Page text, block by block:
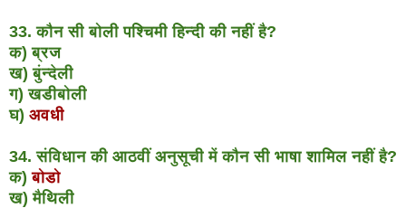
33. कौन सी बोली पश्चिमी हिन्दी की नहीं है?
क) ब्रज
ख) बुंन्देली
ग) खडीबोली
घ) अवधी
34. संविधान की आठवीं अनुसूची में कौन सी भाषा शामिल नहीं है?
क) बोडो
ख) मैथिली